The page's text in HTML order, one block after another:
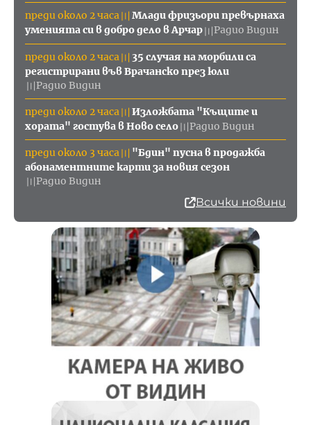
преди около 2 часа〣 Млади фризьори превърнаха
уменията си в добро дело в Арчар〣Радио Видин
преди около 2 часа 〣 35 случая на морбили са
регистрирани във Врачанско през юли
〣Радио Видин
преди около 2 часа〣 Изложбата "Къщите и
хората" гостува в Ново село〣Радио Видин
преди около 3 часа〣 "Бдин" пусна в продажба
абонаментните карти за новия сезон
〣Радио Видин
Всички новини